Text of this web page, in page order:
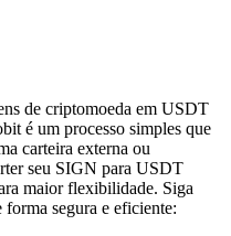
de criptomoeda em USDT
é um processo simples que
carteira externa ou
seu SIGN para USDT
maior flexibilidade. Siga
forma segura e eficiente: